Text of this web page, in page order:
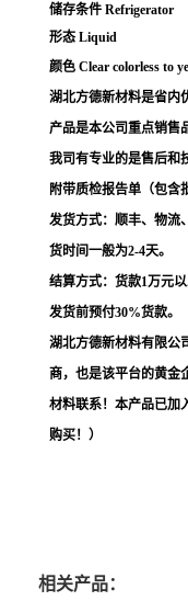
储存条件 Refrigerator
形态 Liquid
颜色 Clear colorless to
湖北方德新材料是省
产品是本公司重点销售
我司有专业的是售后和
附带质检报告单（包含
发货方式：顺丰、物流
货时间一般为2-4天。
结算方式：货款1万元
发货前预付30%货款。
湖北方德新材料有限公
商，也是该平台的黄金
材料联系！本产品已加
购买！）
相关产品：